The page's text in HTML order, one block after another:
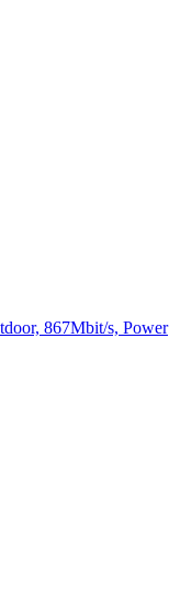
867Mbit/s, Power